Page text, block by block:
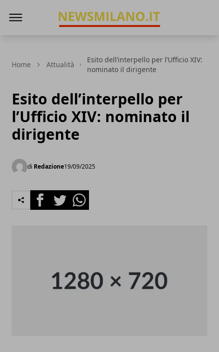
Home Attualità
Esito dell’interpello per l’Ufficio XIV:
nominato il dirigente
Esito dell’interpello per
l’Ufficio XIV: nominato il
dirigente
di Redazione19/09/2025
FacebookTwitterWhatsapp